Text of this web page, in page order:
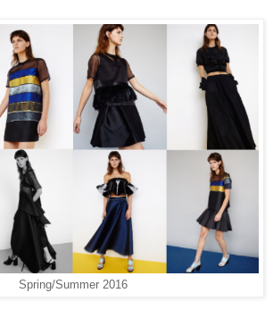
Spring/Summer 2016